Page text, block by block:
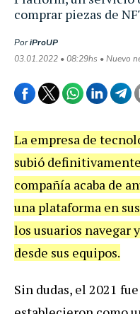
comprar piezas de
PoriProUP
03.01.2022 • 08:29hs • Nuevo
La empresa de
subió
compañía acaba de
una plataforma en
los usuarios navegar
desde sus equipos.
Sin dudas, el 2021